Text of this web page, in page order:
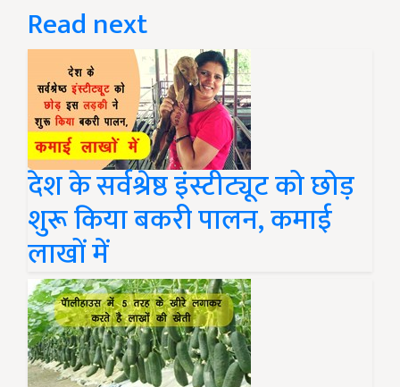
Read next
देश के सर्वश्रेष्ठ इंस्टीट्यूट को छोड़
शुरू किया बकरी पालन, कमाई
लाखों में